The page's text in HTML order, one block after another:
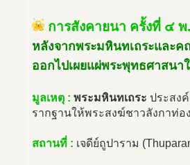
การสังคายนา ครั้งที่ ๔
หลังจากพระมหินทเถระและค
ออกไปเผยแผ่พระพุทธศาสน
มูลเหตุ : พระมหินทเถระ ประสง
รากฐานให้พระสงฆ์ชาวลังกาท่
สถานที่ : เจดีย์ถูปาราม